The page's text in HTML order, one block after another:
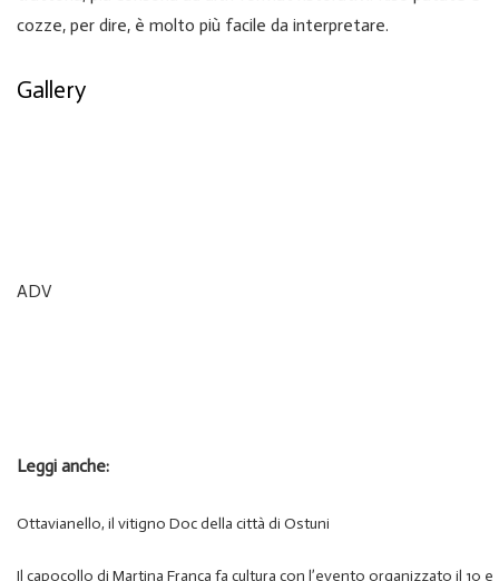
cozze, per dire, è molto più facile da interpretare.
Gallery
ADV
Leggi anche:
Ottavianello, il vitigno Doc della città di Ostuni
Il capocollo di Martina Franca fa cultura con l’evento organizzato il 10 e